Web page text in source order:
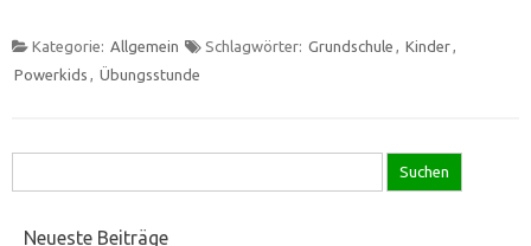
Kategorie: Allgemein Schlagwörter: Grundschule , Kinder,
Powerkids , Übungsstunde
nach:
Neueste Beiträge